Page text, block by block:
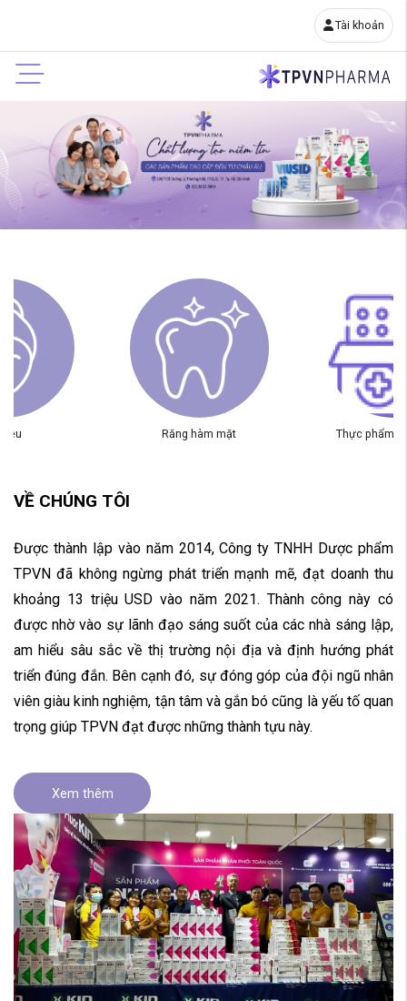
Tài khoản
liễu Răng hàm mặt Thực phẩm
VỀ CHÚNG TÔI
Được thành lập vào năm 2014, Công ty TNHH Dược phẩm
TPVN đã không ngừng phát triển mạnh mẽ, đạt doanh thu
khoảng 13 triệu USD vào năm 2021. Thành công này có
được nhờ vào sự lãnh đạo sáng suốt của các nhà sáng lập,
am hiểu sâu sắc về thị trường nội địa và định hướng phát
triển đúng đắn. Bên cạnh đó, sự đóng góp của đội ngũ nhân
viên giàu kinh nghiệm, tận tâm và gắn bó cũng là yếu tố quan
trọng giúp TPVN đạt được những thành tựu này.
Xem thêm